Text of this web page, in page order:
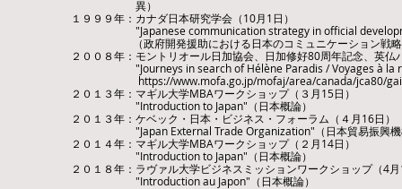
異）
１９９９年：カナダ日本研究学会（10月1日）
"Japanese communication strategy in official
（政府開発援助における日本のコミュニケーション戦
２００８年：モントリオール日加協会、日加修好80周年記念、英
"Journeys in search of Hélène Paradis / Voyages à la
https://www.mofa.go.jp/mofaj/area/canada/jca80/
２０１３年：マギル大学MBAワークショップ（３月15日）
"Introduction to Japan"（日本概論）
２０１３年：ケベック・日本・ビジネス・フォーラム（４月16日）
"Japan External Trade Organization"​（日本貿易振興機
２０１４年：マギル大学MBAワークショップ（２月14日）
"Introduction to Japan"（日本概論）
２０１８年：ラヴァル大学ビジネスミッションワークショップ（4
"Introduction au Japon"（日本概論）